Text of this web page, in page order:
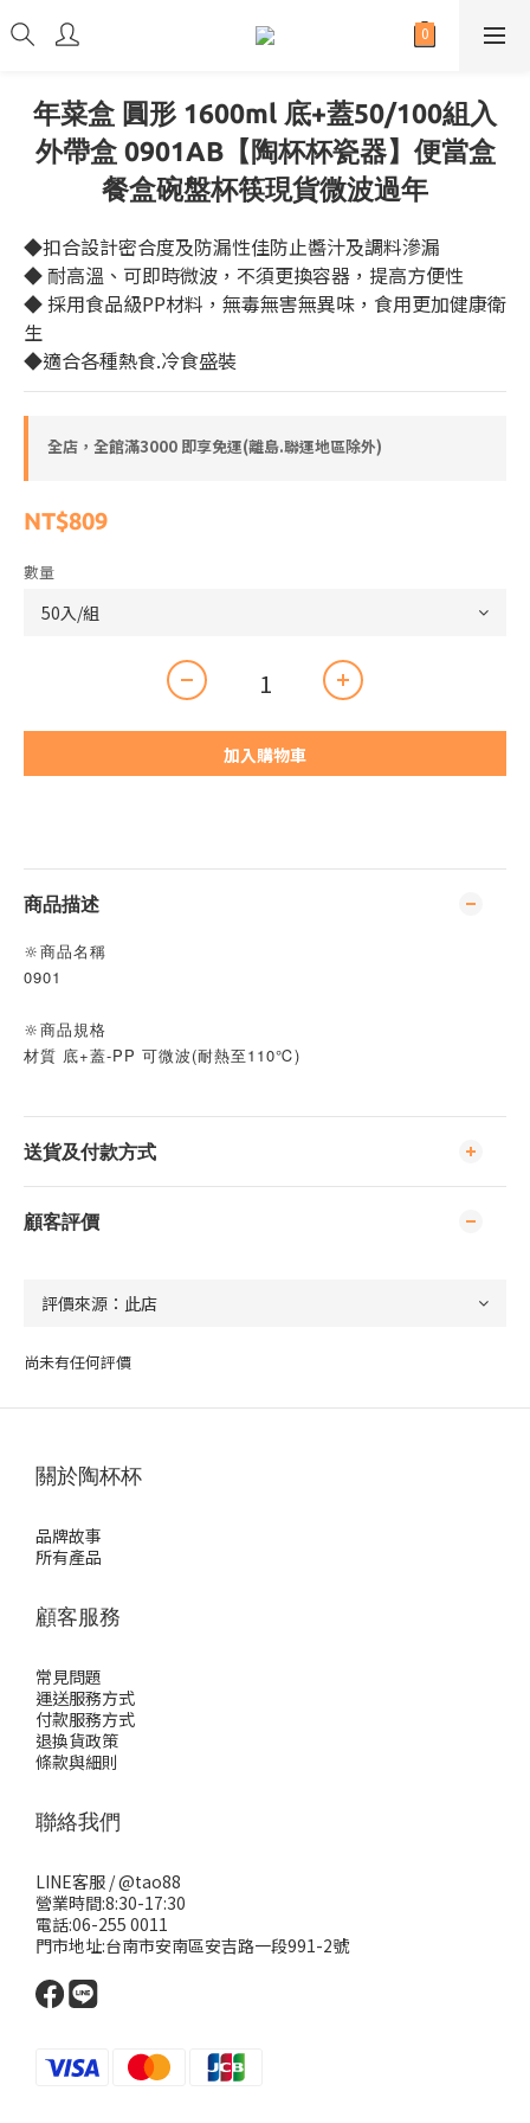
年菜盒 圓形 1600ml 底+蓋50/100組入
外帶盒 0901AB【陶杯杯瓷器】便當盒
餐盒碗盤杯筷現貨微波過年
◆扣合設計密合度及防漏性佳防止醬汁及調料滲漏
◆ 耐高溫、可即時微波，不須更換容器，提高方便性
◆ 採用食品級PP材料，無毒無害無異味，食用更加健康衛
生
◆適合各種熱食.冷食盛裝
全店，全館滿3000 即享免運(離島.聯運地區除外)
NT$809
數量
加入購物車
商品描述
🔆商品名稱
0901
🔆商品規格
材質 底+蓋-PP 可微波(耐熱至110℃)
送貨及付款方式
顧客評價
尚未有任何評價
關於陶杯杯
品牌故事
所有產品
顧客服務
常見問題
運送服務方式
付款服務方式
退換貨政策
條款與細則
聯絡我們
LINE客服 /@tao88
營業時間:8:30-17:30
電話:06-255 0011
門市地址:台南市安南區安吉路一段991-2號